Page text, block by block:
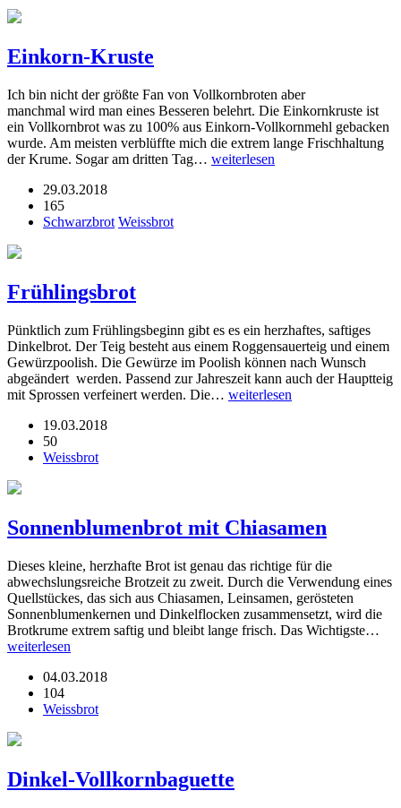
Einkorn-Kruste
Ich bin nicht der größte Fan von Vollkornbroten aber
manchmal wird man eines Besseren belehrt. Die Einkornkruste ist
ein Vollkornbrot was zu 100% aus Einkorn-Vollkornmehl gebacken
wurde. Am meisten verblüffte mich die extrem lange Frischhaltung
der Krume. Sogar am dritten Tag… weiterlesen
29.03.2018
165
Schwarzbrot Weissbrot
Frühlingsbrot
Pünktlich zum Frühlingsbeginn gibt es es ein herzhaftes, saftiges
Dinkelbrot. Der Teig besteht aus einem Roggensauerteig und einem
Gewürzpoolish. Die Gewürze im Poolish können nach Wunsch
abgeändert werden. Passend zur Jahreszeit kann auch der Hauptteig
mit Sprossen verfeinert werden. Die… weiterlesen
19.03.2018
50
Weissbrot
Sonnenblumenbrot mit Chiasamen
Dieses kleine, herzhafte Brot ist genau das richtige für die
abwechslungsreiche Brotzeit zu zweit. Durch die Verwendung eines
Quellstückes, das sich aus Chiasamen, Leinsamen, gerösteten
Sonnenblumenkernen und Dinkelflocken zusammensetzt, wird die
Brotkrume extrem saftig und bleibt lange frisch. Das Wichtigste…
weiterlesen
04.03.2018
104
Weissbrot
Dinkel-Vollkornbaguette